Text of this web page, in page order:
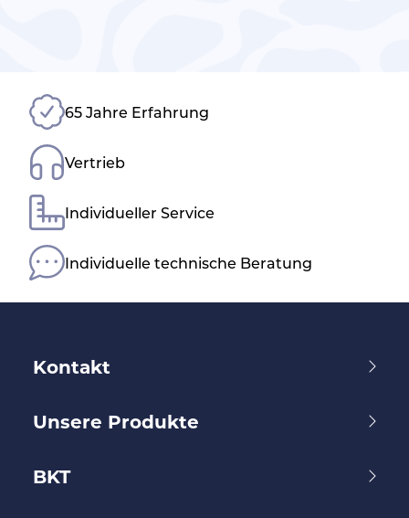
65 Jahre Erfahrung
Vertrieb
Individueller Service
Individuelle technische Beratung
Kontakt
Unsere Produkte
BKT